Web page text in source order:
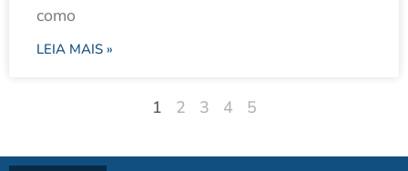
como
LEIA MAIS »
1 2 3 4 5